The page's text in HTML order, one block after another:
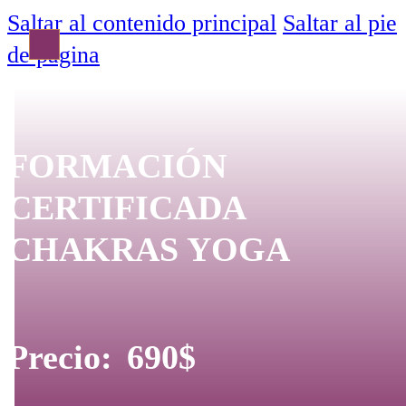
Saltar al contenido principal Saltar al pie
de página
FORMACIÓN
CERTIFICADA
CHAKRAS YOGA
690$